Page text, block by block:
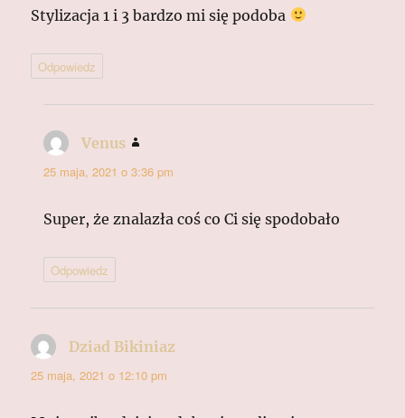
Stylizacja 1 i 3 bardzo mi się podoba
Odpowiedz
Venus
25 maja, 2021 o 3:36 pm
Super, że znalazła coś co Ci się spodobało
Odpowiedz
Dziad Bikiniaz
25 maja, 2021 o 12:10 pm